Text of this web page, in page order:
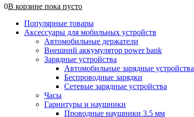
0В корзине пока пусто
Популярные товары
Аксессуары для мобильных устройств
Автомобильные держатели
Внешний аккумулятор power bank
Зарядные устройства
Автомобильные зарядные устройства
Беспроводные зарядки
Сетевые зарядные устройства
Часы
Гарнитуры и наушники
Проводные наушники 3.5 мм